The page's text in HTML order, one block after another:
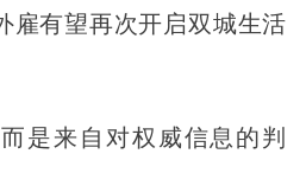
雇有望再次开启双城生活
是来自对权威信息的判